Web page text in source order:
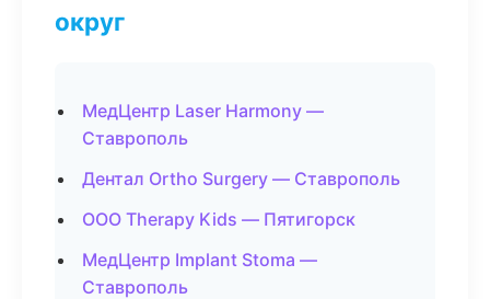
округ
МедЦентр Laser Harmony —
Ставрополь
Дентал Ortho Surgery — Ставрополь
ООО Therapy Kids — Пятигорск
МедЦентр Implant Stoma —
Ставрополь